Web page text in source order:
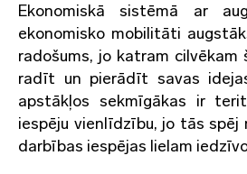
Ekonomiskā sistēmā ar
ekonomisko mobilitāti
radošums, jo katram cilvēkam
radīt un pierādīt savas
apstākļos sekmīgākas ir
iespēju vienlīdzību, jo tās spēj
darbības iespējas lielam